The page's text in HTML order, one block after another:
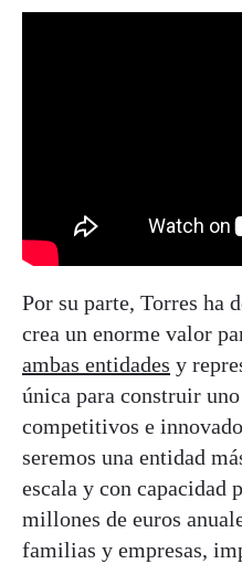
Por su parte, Torres ha
crea un enorme valor
ambas entidades y
única para construir
competitivos e
seremos una entidad
escala y con capacidad
millones de euros
familias y empresas,